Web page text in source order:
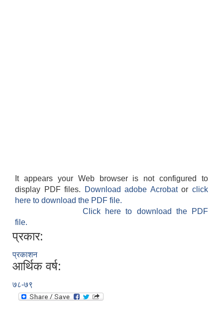
It appears your Web browser is not configured to
display PDF files.
Download adobe Acrobatorclick
here to download the PDF file.
Click here to download the PDF
file.
प्रकार:
प्रकाशन
आर्थिक वर्ष:
७८-७९